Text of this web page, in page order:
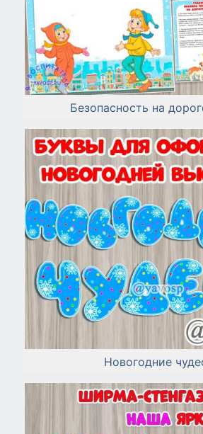
Безопасность на
Новогодние